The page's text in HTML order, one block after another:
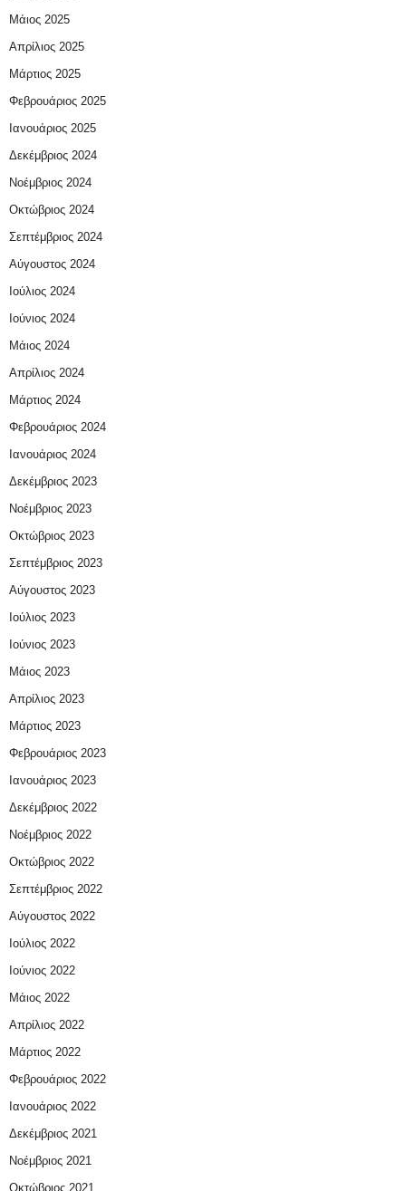
Μάιος 2025
Απρίλιος 2025
Μάρτιος 2025
Φεβρουάριος 2025
Ιανουάριος 2025
Δεκέμβριος 2024
Νοέμβριος 2024
Οκτώβριος 2024
Σεπτέμβριος 2024
Αύγουστος 2024
Ιούλιος 2024
Ιούνιος 2024
Μάιος 2024
Απρίλιος 2024
Μάρτιος 2024
Φεβρουάριος 2024
Ιανουάριος 2024
Δεκέμβριος 2023
Νοέμβριος 2023
Οκτώβριος 2023
Σεπτέμβριος 2023
Αύγουστος 2023
Ιούλιος 2023
Ιούνιος 2023
Μάιος 2023
Απρίλιος 2023
Μάρτιος 2023
Φεβρουάριος 2023
Ιανουάριος 2023
Δεκέμβριος 2022
Νοέμβριος 2022
Οκτώβριος 2022
Σεπτέμβριος 2022
Αύγουστος 2022
Ιούλιος 2022
Ιούνιος 2022
Μάιος 2022
Απρίλιος 2022
Μάρτιος 2022
Φεβρουάριος 2022
Ιανουάριος 2022
Δεκέμβριος 2021
Νοέμβριος 2021
Οκτώβριος 2021